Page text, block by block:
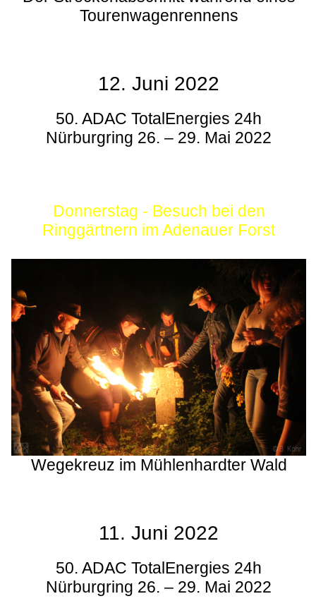
Tourenwagenrennens
12. Juni 2022
50. ADAC TotalEnergies 24h
Nürburgring 26. – 29. Mai 2022
Donnerstag - Besuch bei den
Ringgärtnern im Adenauer Forst
Wegekreuz im Mühlenhardter Wald
11. Juni 2022
50. ADAC TotalEnergies 24h
Nürburgring 26. – 29. Mai 2022